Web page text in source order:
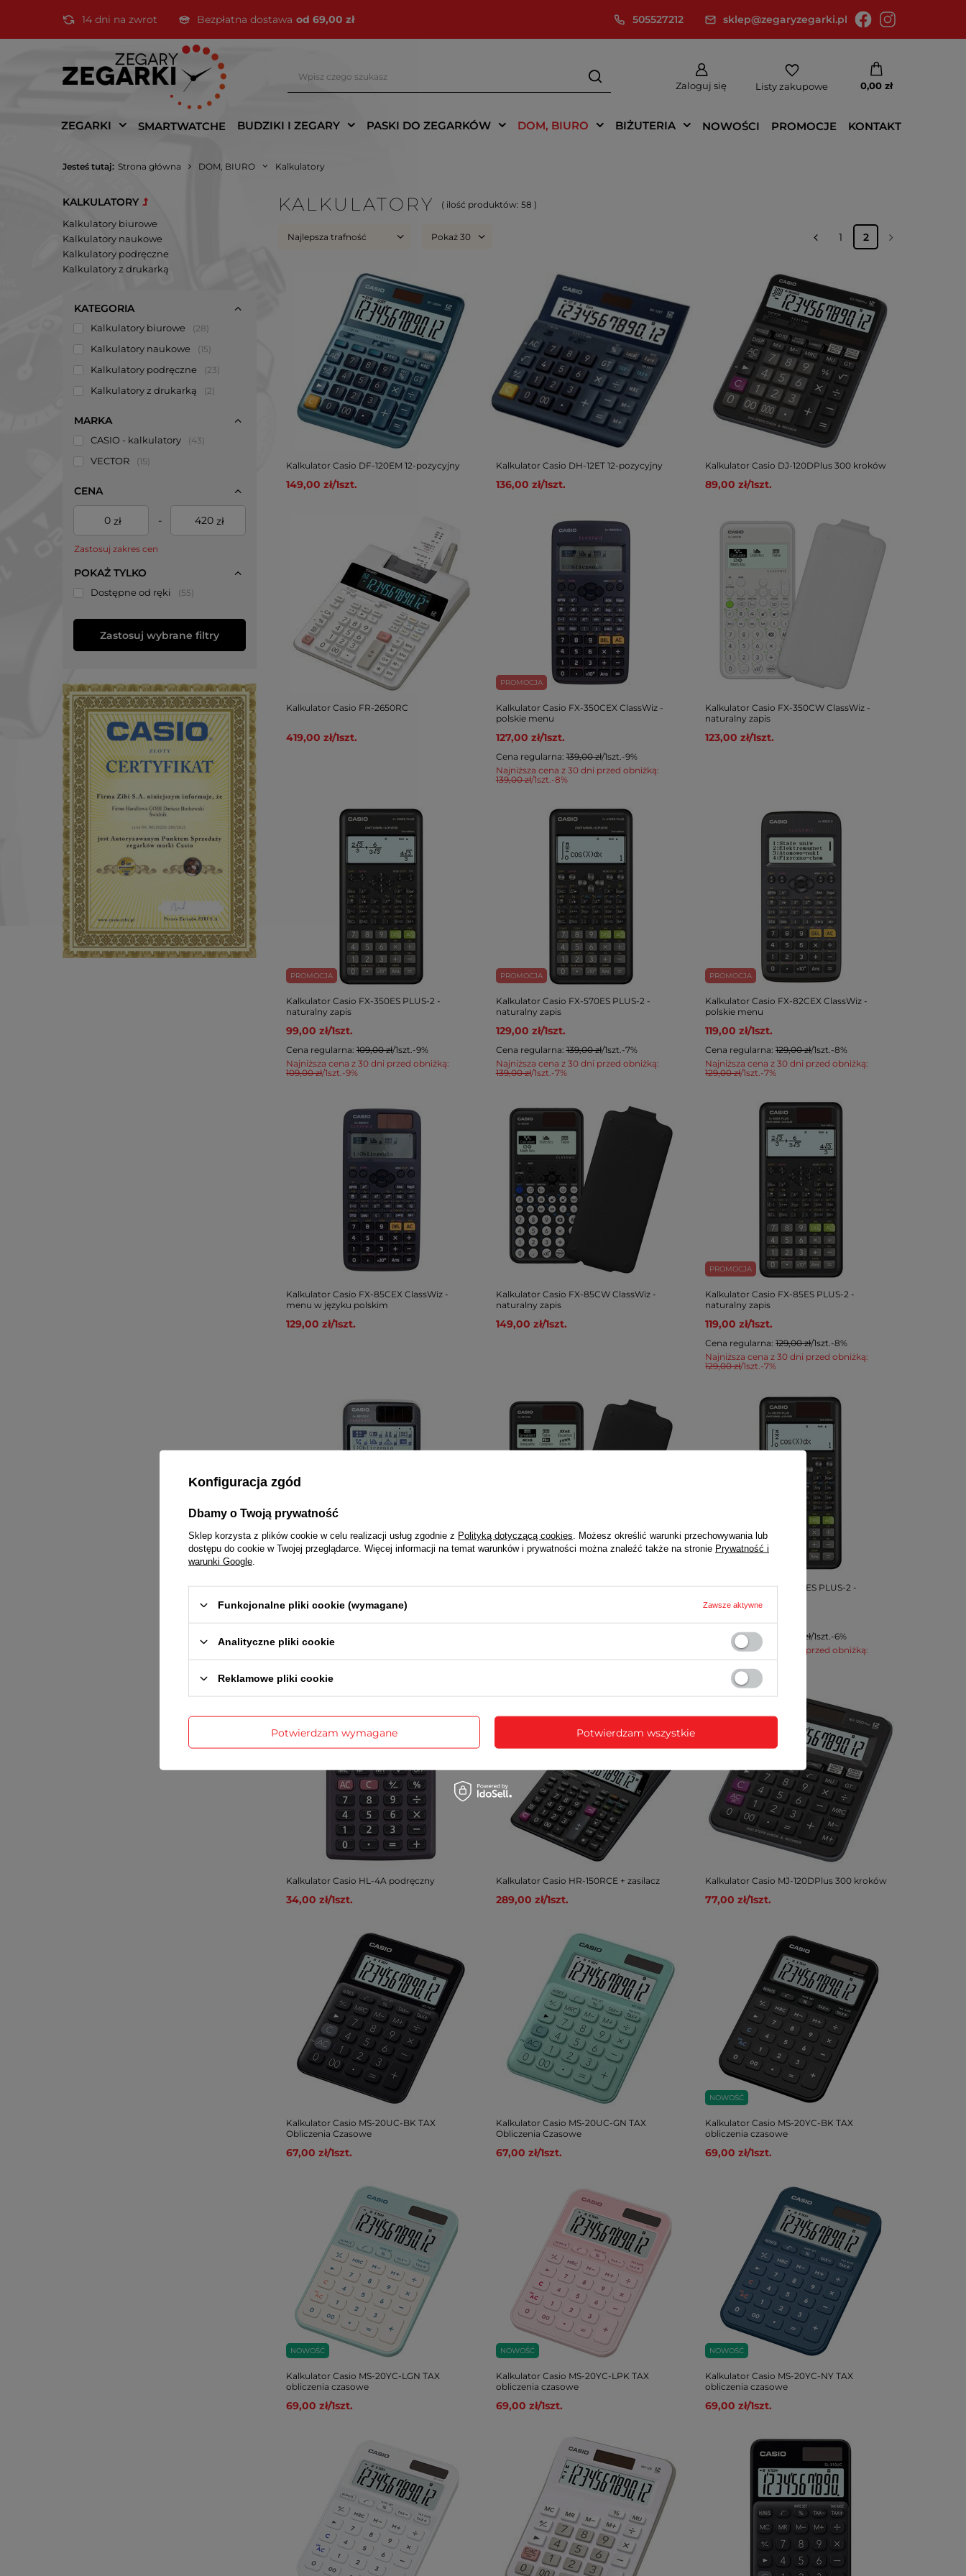
14 dni na zwrot Bezpłatna dostawa od 69,00 zł 505527212 sklep@zegaryzegarki.pl
Zaloguj się Listy zakupowe 0,00 zł
ZEGARKI SMARTWATCHE BUDZIKI I ZEGARY PASKI DO ZEGARKÓW DOM, BIURO BIŻUTERIA NOWOŚCI PROMOCJE KONTAKT
Jesteś tutaj: Strona główna DOM, BIURO Kalkulatory
KALKULATORY
Kalkulatory biurowe
Kalkulatory naukowe
Kalkulatory podręczne
Kalkulatory z drukarką
KATEGORIA
Kalkulatory biurowe 28
Kalkulatory naukowe 15
Kalkulatory podręczne 23
Kalkulatory z drukarką 2
MARKA
CASIO - kalkulatory 43
VECTOR 15
CENA
zł - zł
Zastosuj zakres cen
POKAŻ TYLKO
Dostępne od ręki 55
Zastosuj wybrane filtry
KALKULATORY ( ilość produktów: 58 )
Najlepsza trafność Pokaż 30 1 2
Kalkulator Casio DF-120EM 12-pozycyjny
149,00 zł/1szt.
Kalkulator Casio DH-12ET 12-pozycyjny
136,00 zł/1szt.
Kalkulator Casio DJ-120DPlus 300 kroków
89,00 zł/1szt.
Kalkulator Casio FR-2650RC
419,00 zł/1szt.
PROMOCJA
Kalkulator Casio FX-350CEX ClassWiz -
polskie menu
127,00 zł/1szt.
Najniższa cena z 30 dni przed obniżką:
139,00 zł/1szt.-8%
Cena regularna:139,00 zł/1szt.-9%
Kalkulator Casio FX-350CW ClassWiz -
naturalny zapis
123,00 zł/1szt.
PROMOCJA
Kalkulator Casio FX-350ES PLUS-2 -
naturalny zapis
99,00 zł/1szt.
Najniższa cena z 30 dni przed obniżką:
109,00 zł/1szt.-9%
Cena regularna: 109,00 zł/1szt.-9%
PROMOCJA
Kalkulator Casio FX-570ES PLUS-2 -
naturalny zapis
129,00 zł/1szt.
Najniższa cena z 30 dni przed obniżką:
139,00 zł/1szt.-7%
Cena regularna:139,00 zł/1szt.-7%
PROMOCJA
Kalkulator Casio FX-82CEX ClassWiz -
polskie menu
119,00 zł/1szt.
Najniższa cena z 30 dni przed obniżką:
129,00 zł/1szt.-7%
Cena regularna:129,00 zł/1szt.-8%
Kalkulator Casio FX-85CEX ClassWiz -
menu w języku polskim
129,00 zł/1szt.
Kalkulator Casio FX-85CW ClassWiz -
naturalny zapis
149,00 zł/1szt.
PROMOCJA
Kalkulator Casio FX-85ES PLUS-2 -
naturalny zapis
119,00 zł/1szt.
Najniższa cena z 30 dni przed obniżką:
129,00 zł/1szt.-7%
Cena regularna:129,00 zł/1szt.-8%
Cena regularna:
Kalkulator Casio FX-991ES PLUS-2 -
Najniższa cena z 30 dni przed obniżką:
Cena regularna: 159,00 zł/1szt.-6%
Kalkulator Casio HL-4A podręczny
34,00 zł/1szt.
Kalkulator Casio HR-150RCE + zasilacz
289,00 zł/1szt.
Kalkulator Casio MJ-120DPlus 300 kroków
77,00 zł/1szt.
Kalkulator Casio MS-20UC-BK TAX
Obliczenia Czasowe
67,00 zł/1szt.
Kalkulator Casio MS-20UC-GN TAX
Obliczenia Czasowe
67,00 zł/1szt.
NOWOŚĆ
Kalkulator Casio MS-20YC-BK TAX
obliczenia czasowe
69,00 zł/1szt.
NOWOŚĆ
Kalkulator Casio MS-20YC-LGN TAX
obliczenia czasowe
69,00 zł/1szt.
NOWOŚĆ
Kalkulator Casio MS-20YC-LPK TAX
obliczenia czasowe
69,00 zł/1szt.
NOWOŚĆ
Kalkulator Casio MS-20YC-NY TAX
obliczenia czasowe
69,00 zł/1szt.
Konfiguracja zgód
Dbamy o Twoją prywatność
Sklep korzysta z plików cookie w celu realizacji usług zgodnie z Polityką dotyczącą cookies . Możesz określić warunki przechowywania lub
dostępu do cookie w Twojej przeglądarce. Więcej informacji na temat warunków i prywatności można znaleźć także na stronie Prywatność i
warunki Google
Funkcjonalne pliki cookie (wymagane) Zawsze aktywne
Analityczne pliki cookie
Reklamowe pliki cookie
Potwierdzam wymagane Potwierdzam wszystkie